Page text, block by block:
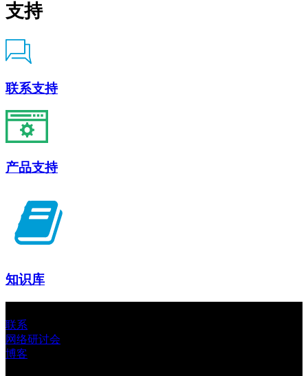
支持
联系支持
产品支持
知识库
联系
网络研讨会
博客